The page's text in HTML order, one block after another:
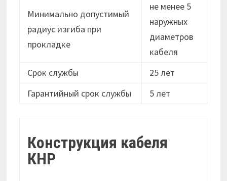
Минимально допустимый
радиус изгиба при
прокладке
не менее 5
наружных
диаметров
кабеля
Срок службы
25 лет
Гарантийный срок службы
5 лет
Конструкция кабеля
КНР